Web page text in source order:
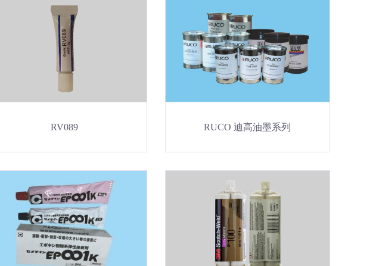
RV089 RUCO 迪高油墨系列